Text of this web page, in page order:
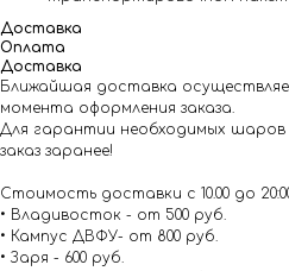
Доставка
Оплата
Доставка
Ближайшая доставка
момента оформления заказа.
Для гарантии необходимых шаров
заказ заранее!
Стоимость доставки с 10.00 до
• Владивосток - от 500 руб.
• Кампус ДВФУ- от 800 руб.
• Заря - 600 руб.